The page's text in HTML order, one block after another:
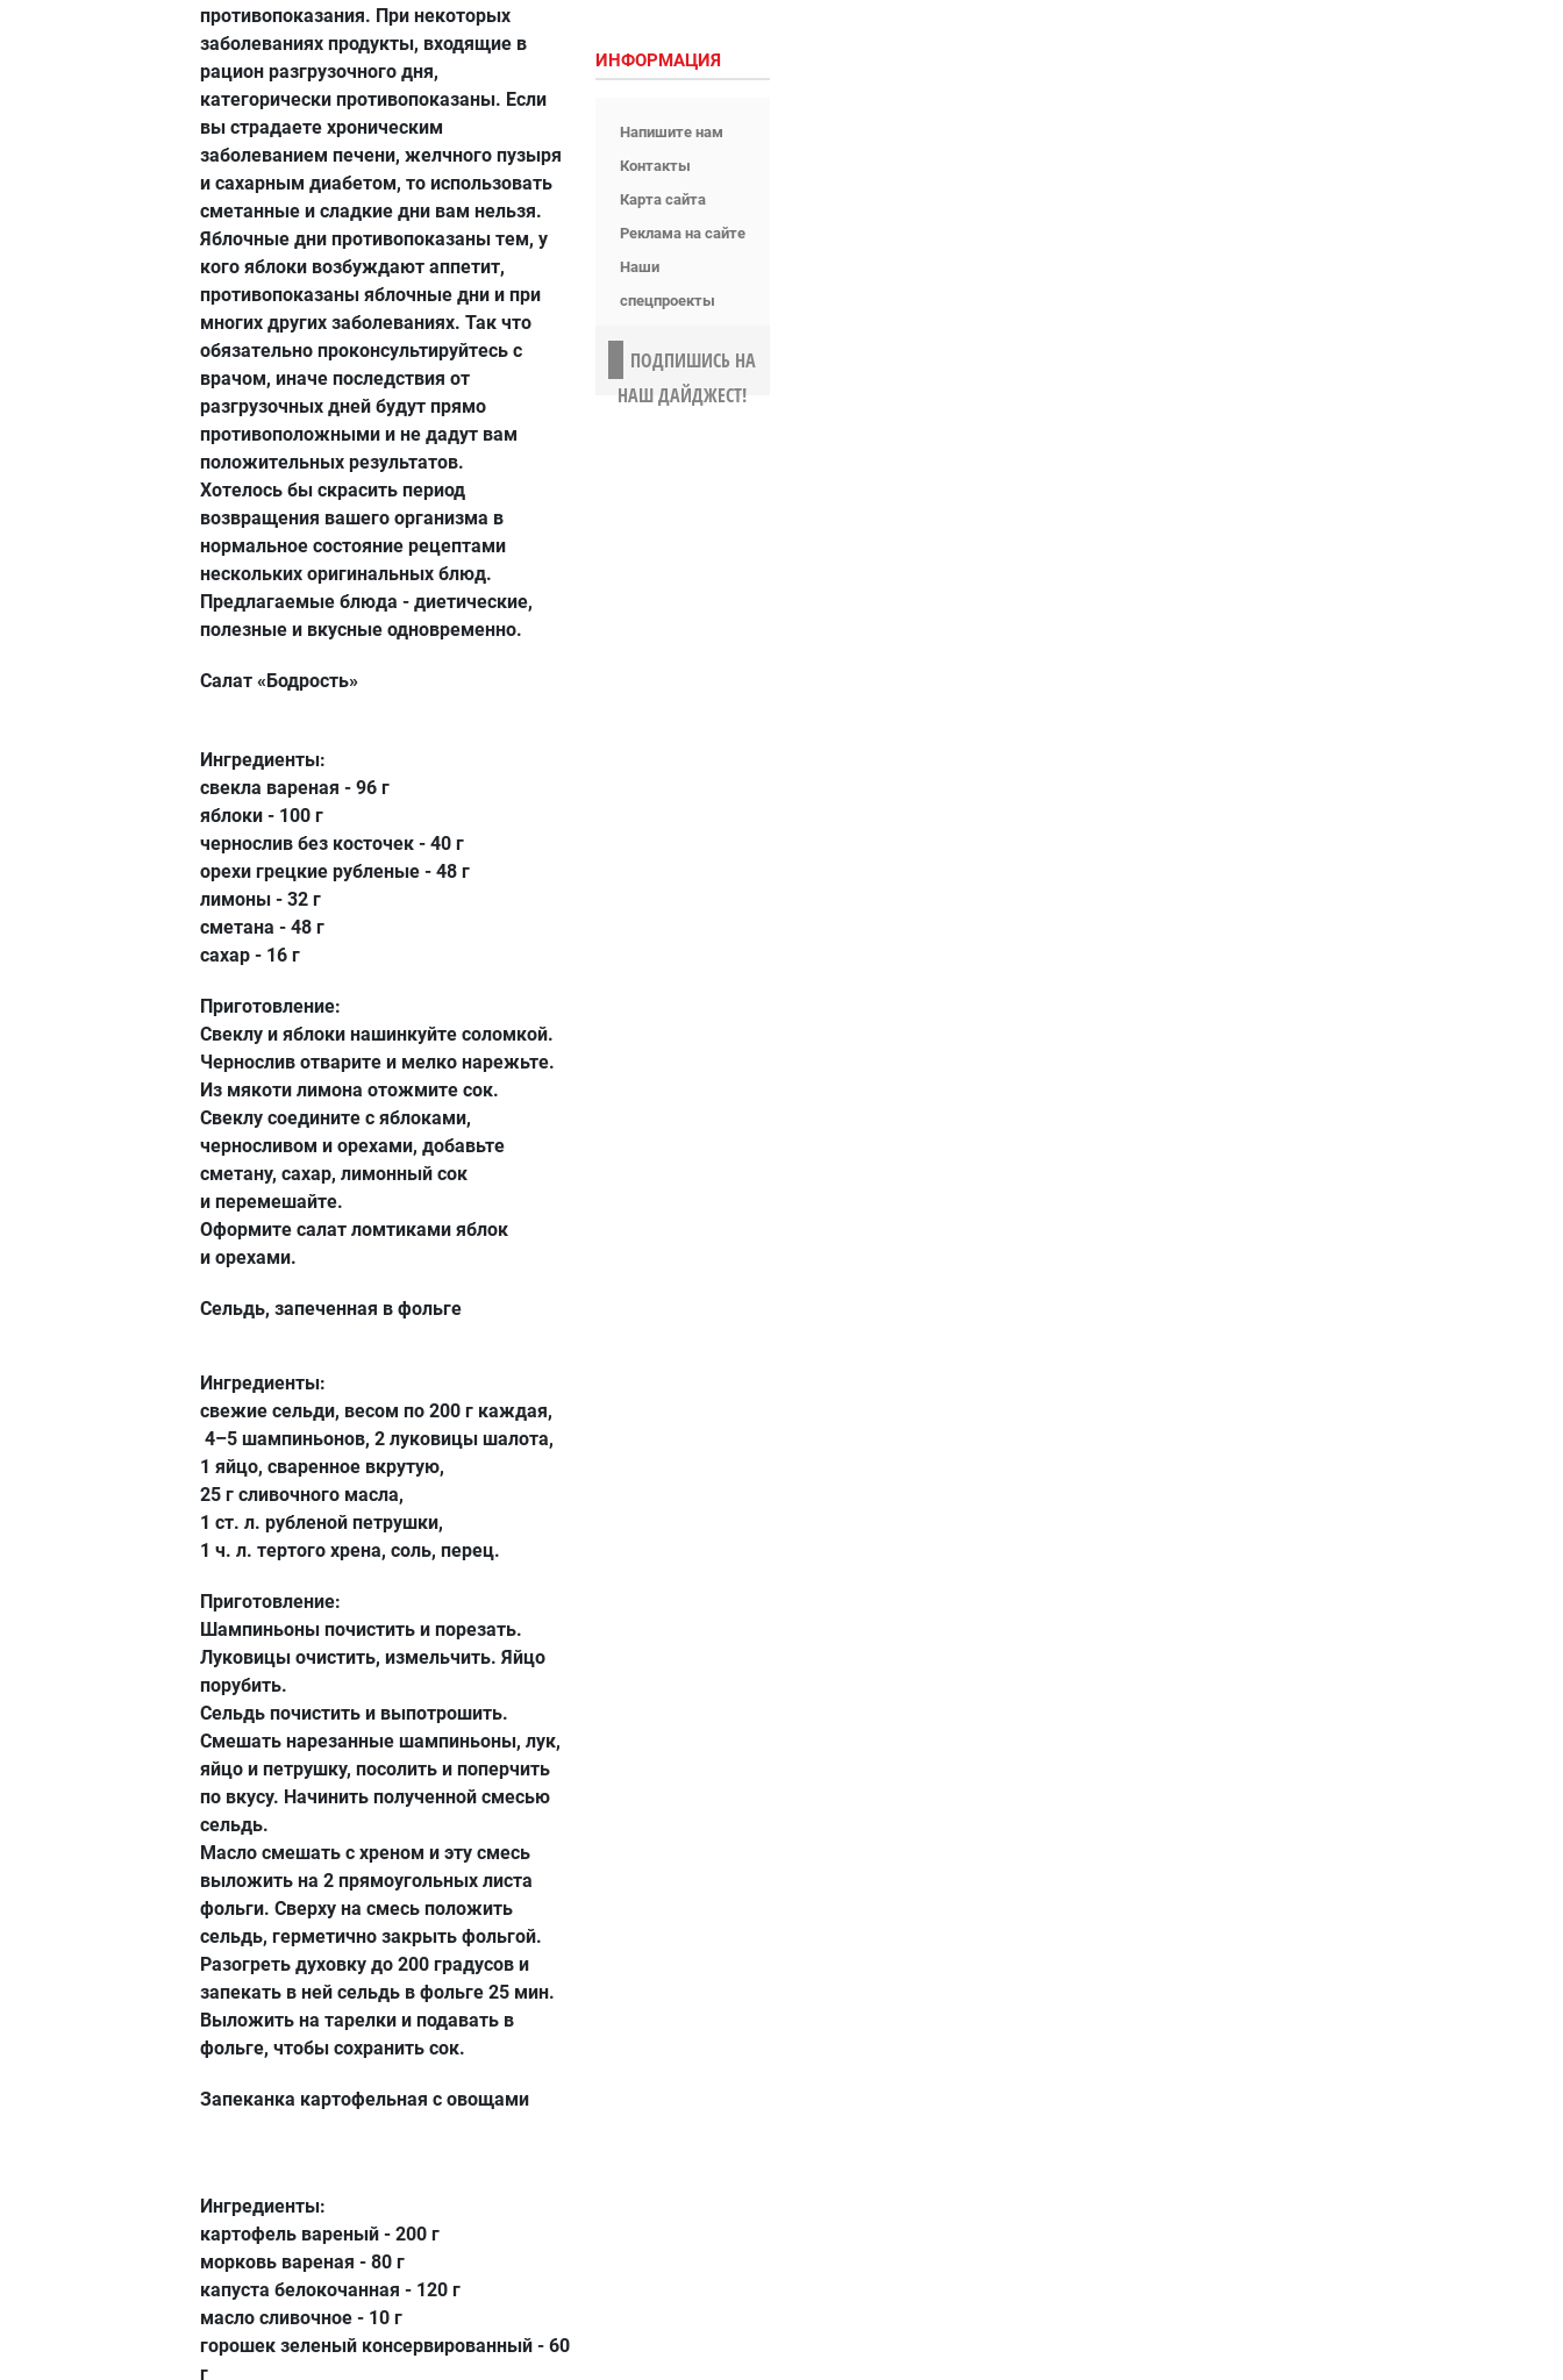
противопоказания. При некоторых
заболеваниях продукты, входящие в
рацион разгрузочного дня,
категорически противопоказаны. Если
вы страдаете хроническим
заболеванием печени, желчного пузыря
и сахарным диабетом, то использовать
сметанные и сладкие дни вам нельзя.
Яблочные дни противопоказаны тем, у
кого яблоки возбуждают аппетит,
противопоказаны яблочные дни и при
многих других заболеваниях. Так что
обязательно проконсультируйтесь с
врачом, иначе последствия от
разгрузочных дней будут прямо
противоположными и не дадут вам
положительных результатов.
Хотелось бы скрасить период
возвращения вашего организма в
нормальное состояние рецептами
нескольких оригинальных блюд.
Предлагаемые блюда - диетические,
полезные и вкусные одновременно.
Салат «Бодрость»
Ингредиенты:
свекла вареная - 96 г
яблоки - 100 г
чернослив без косточек - 40 г
орехи грецкие рубленые - 48 г
лимоны - 32 г
сметана - 48 г
сахар - 16 г
Приготовление:
Свеклу и яблоки нашинкуйте соломкой.
Чернослив отварите и мелко нарежьте.
Из мякоти лимона отожмите сок.
Свеклу соедините с яблоками,
черносливом и орехами, добавьте
сметану, сахар, лимонный сок
и перемешайте.
Оформите салат ломтиками яблок
и орехами.
Сельдь, запеченная в фольге
Ингредиенты:
свежие сельди, весом по 200 г каждая,
4–5 шампиньонов, 2 луковицы шалота,
1 яйцо, сваренное вкрутую,
25 г сливочного масла,
1 ст. л. рубленой петрушки,
1 ч. л. тертого хрена, соль, перец.
Приготовление:
Шампиньоны почистить и порезать.
Луковицы очистить, измельчить. Яйцо
порубить.
Сельдь почистить и выпотрошить.
Смешать нарезанные шампиньоны, лук,
яйцо и петрушку, посолить и поперчить
по вкусу. Начинить полученной смесью
сельдь.
Масло смешать с хреном и эту смесь
выложить на 2 прямоугольных листа
фольги. Сверху на смесь положить
сельдь, герметично закрыть фольгой.
Разогреть духовку до 200 градусов и
запекать в ней сельдь в фольге 25 мин.
Выложить на тарелки и подавать в
фольге, чтобы сохранить сок.
Запеканка картофельная с овощами
Ингредиенты:
картофель вареный - 200 г
морковь вареная - 80 г
капуста белокочанная - 120 г
масло сливочное - 10 г
горошек зеленый консервированный - 60
г
ИНФОРМАЦИЯ
Напишите нам
Контакты
Карта сайта
Реклама на сайте
Наши
спецпроекты
ПОДПИШИСЬ НА
НАШ ДАЙДЖЕСТ!